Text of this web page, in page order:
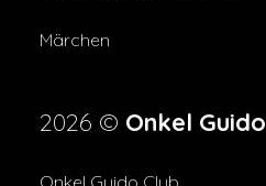
Märchen
2026 © Onkel Guido